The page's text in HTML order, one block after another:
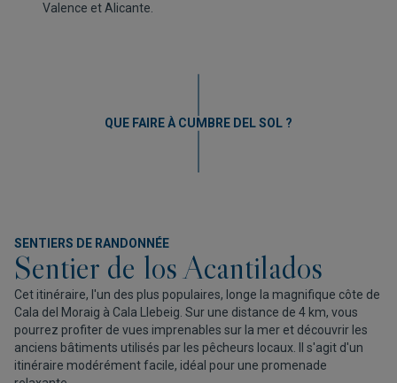
Valence et Alicante.
QUE FAIRE À CUMBRE DEL SOL ?
SENTIERS DE RANDONNÉE
Sentier de los Acantilados
Cet itinéraire, l'un des plus populaires, longe la magnifique côte de
Cala del Moraig à Cala Llebeig. Sur une distance de 4 km, vous
pourrez profiter de vues imprenables sur la mer et découvrir les
anciens bâtiments utilisés par les pêcheurs locaux. Il s'agit d'un
itinéraire modérément facile, idéal pour une promenade